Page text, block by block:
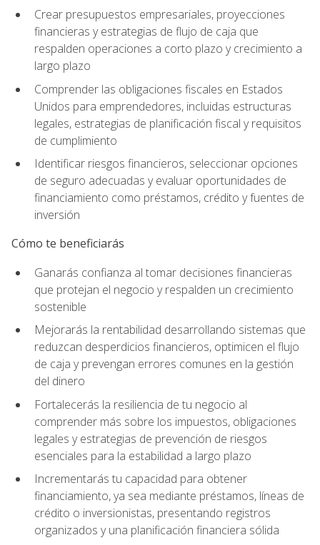
Crear presupuestos empresariales, proyecciones
financieras y estrategias de flujo de caja que
respalden operaciones a corto plazo y crecimiento a
largo plazo
Comprender las obligaciones fiscales en Estados
Unidos para emprendedores, incluidas estructuras
legales, estrategias de planificación fiscal y requisitos
de cumplimiento
Identificar riesgos financieros, seleccionar opciones
de seguro adecuadas y evaluar oportunidades de
financiamiento como préstamos, crédito y fuentes de
inversión
Cómo te beneficiarás
Ganarás confianza al tomar decisiones financieras
que protejan el negocio y respalden un crecimiento
sostenible
Mejorarás la rentabilidad desarrollando sistemas que
reduzcan desperdicios financieros, optimicen el flujo
de caja y prevengan errores comunes en la gestión
del dinero
Fortalecerás la resiliencia de tu negocio al
comprender más sobre los impuestos, obligaciones
legales y estrategias de prevención de riesgos
esenciales para la estabilidad a largo plazo
Incrementarás tu capacidad para obtener
financiamiento, ya sea mediante préstamos, líneas de
crédito o inversionistas, presentando registros
organizados y una planificación financiera sólida